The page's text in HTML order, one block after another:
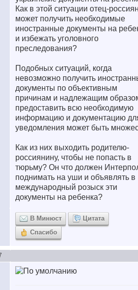
Как в этой ситуации отец-
может получить необходимые
иностранные документы на
и избежать уголовного
преследования?
Подобных ситуаций, когда
невозможно получить
документы по объективным
причинам и надлежащим
предоставить всю необходимую
информацию и документацию
уведомления может быть
Как из них выходить родителю-
россиянину, чтобы не попасть в
тюрьму? Он что должен
поднимать на уши и объявлять в
международный розыск эти
документы на ребенка?
В Минюст
Цитата
Спасибо